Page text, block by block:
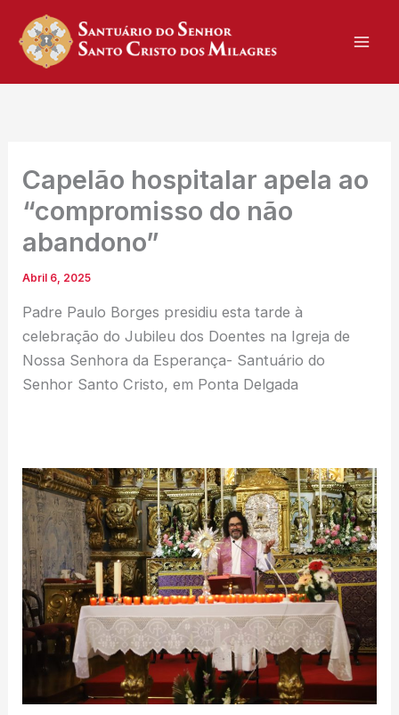
content
Capelão hospitalar apela ao
“compromisso do não
abandono”
Abril 6, 2025
Padre Paulo Borges presidiu esta tarde à
celebração do Jubileu dos Doentes na Igreja de
Nossa Senhora da Esperança- Santuário do
Senhor Santo Cristo, em Ponta Delgada